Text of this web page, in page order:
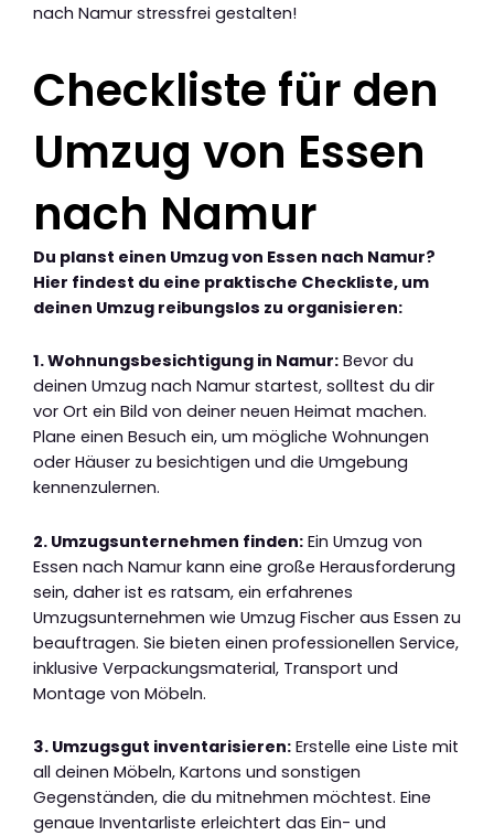
nach Namur stressfrei gestalten!
Checkliste für den
Umzug von Essen
nach Namur
Du planst einen Umzug von Essen nach Namur?
Hier findest du eine praktische Checkliste, um
deinen Umzug reibungslos zu organisieren:
1. Wohnungsbesichtigung in Namur: Bevor du
deinen Umzug nach Namur startest, solltest du dir
vor Ort ein Bild von deiner neuen Heimat machen.
Plane einen Besuch ein, um mögliche Wohnungen
oder Häuser zu besichtigen und die Umgebung
kennenzulernen.
2. Umzugsunternehmen finden: Ein Umzug von
Essen nach Namur kann eine große Herausforderung
sein, daher ist es ratsam, ein erfahrenes
Umzugsunternehmen wie Umzug Fischer aus Essen zu
beauftragen. Sie bieten einen professionellen Service,
inklusive Verpackungsmaterial, Transport und
Montage von Möbeln.
3. Umzugsgut inventarisieren: Erstelle eine Liste mit
all deinen Möbeln, Kartons und sonstigen
Gegenständen, die du mitnehmen möchtest. Eine
genaue Inventarliste erleichtert das Ein- und